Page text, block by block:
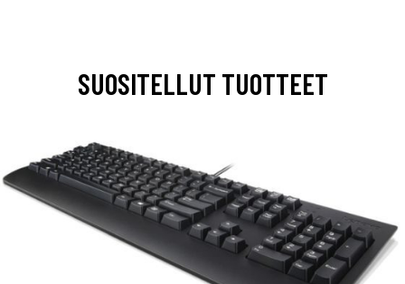
SUOSITELLUT TUOTTEET